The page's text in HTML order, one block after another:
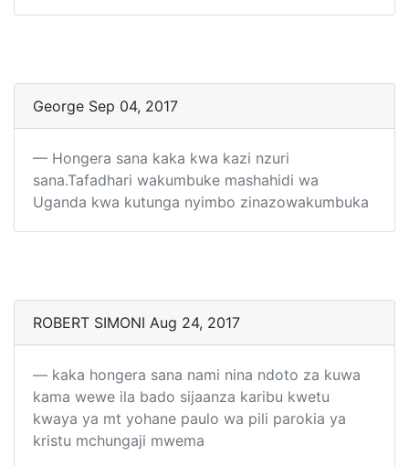
George Sep 04, 2017
Hongera sana kaka kwa kazi nzuri
sana.Tafadhari wakumbuke mashahidi wa
Uganda kwa kutunga nyimbo zinazowakumbuka
ROBERT SIMONI Aug 24, 2017
kaka hongera sana nami nina ndoto za kuwa
kama wewe ila bado sijaanza karibu kwetu
kwaya ya mt yohane paulo wa pili parokia ya
kristu mchungaji mwema